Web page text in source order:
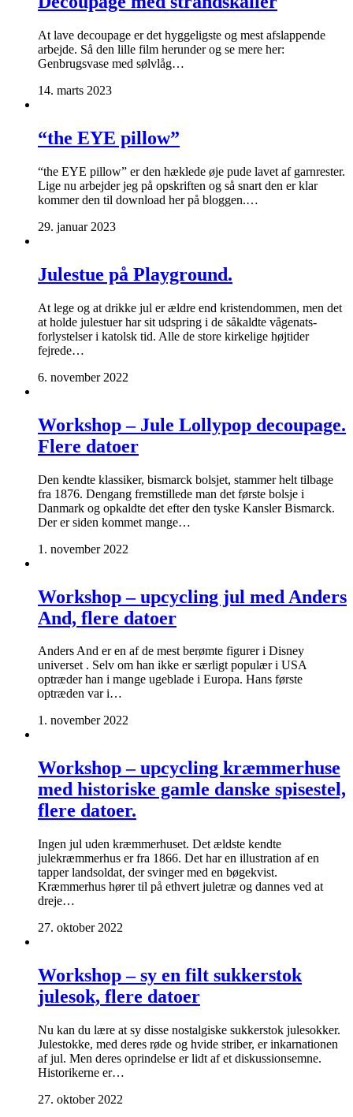
At lave decoupage er det hyggeligste og mest afslappende
arbejde. Så den lille film herunder og se mere her:
Genbrugsvase med sølvlåg…
14. marts 2023
“the EYE pillow”
“the EYE pillow” er den hæklede øje pude lavet af garnrester.
Lige nu arbejder jeg på opskriften og så snart den er klar
kommer den til download her på bloggen.…
29. januar 2023
Julestue på Playground.
At lege og at drikke jul er ældre end kristendommen, men det
at holde julestuer har sit udspring i de såkaldte vågenats-
forlystelser i katolsk tid. Alle de store kirkelige højtider
fejrede…
6. november 2022
Workshop – Jule Lollypop decoupage.
Flere datoer
Den kendte klassiker, bismarck bolsjet, stammer helt tilbage
fra 1876. Dengang fremstillede man det første bolsje i
Danmark og opkaldte det efter den tyske Kansler Bismarck.
Der er siden kommet mange…
1. november 2022
Workshop – upcycling jul med Anders
And, flere datoer
Anders And er en af de mest berømte figurer i Disney
universet . Selv om han ikke er særligt populær i USA
optræder han i mange ugeblade i Europa. Hans første
optræden var i…
1. november 2022
Workshop – upcycling kræmmerhuse
med historiske gamle danske spisestel,
flere datoer.
Ingen jul uden kræmmerhuset. Det ældste kendte
julekræmmerhus er fra 1866. Det har en illustration af en
tapper landsoldat, der svinger med en bøgekvist.
Kræmmerhus hører til på ethvert juletræ og dannes ved at
dreje…
27. oktober 2022
Workshop – sy en filt sukkerstok
julesok, flere datoer
Nu kan du lære at sy disse nostalgiske sukkerstok julesokker.
Julestokke, med deres røde og hvide striber, er inkarnationen
af jul. Men deres oprindelse er lidt af et diskussionsemne.
Historikerne er…
27. oktober 2022